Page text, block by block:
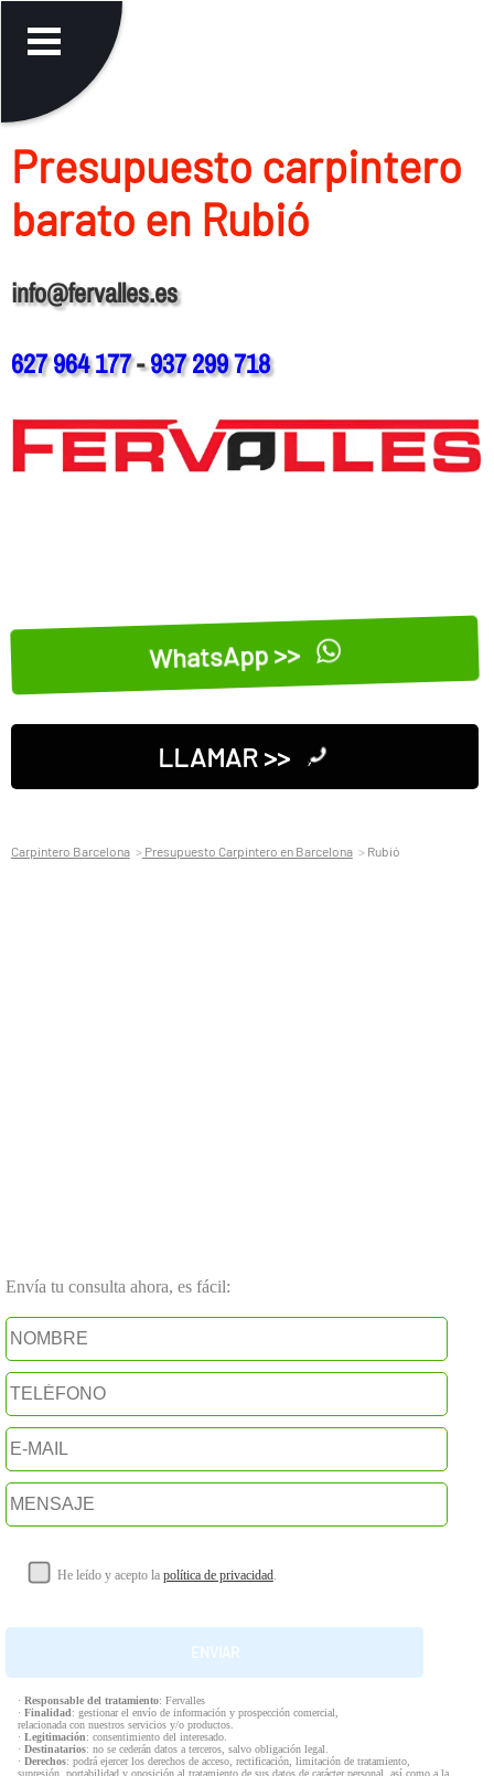
Presupuesto carpintero
barato en Rubió
info@fervalles.es
627 964 177-937 299 718
WhatsApp >>
LLAMAR >>
Carpintero Barcelona Presupuesto Carpintero en Barcelona Rubió
Envía tu consulta ahora, es fácil:
He leído y acepto la política de privacidad.
· Responsable del tratamiento: Fervalles
· Finalidad: gestionar el envío de información y prospección comercial,
relacionada con nuestros servicios y/o productos.
· Legitimación: consentimiento del interesado.
· Destinatarios: no se cederán datos a terceros, salvo obligación legal.
· Derechos: podrá ejercer los derechos de acceso, rectificación, limitación de tratamiento,
supresión, portabilidad y oposición al tratamiento de sus datos de carácter personal, así como a la